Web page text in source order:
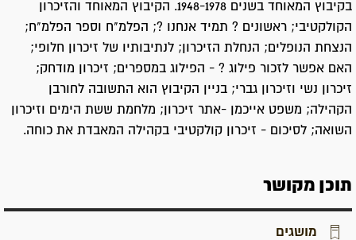
בקיבוץ המאוחד בשנים 1948-1978. הקיבוץ המאוחד והזיכרון
הקולקטיבי; ראשונים ? תמיד אנחנו ?; הפלמ"ח וספר הפלמ"ח;
הנצחת הנופלים; הנחלת הזיכרון; לנתיבותיו של זיכרון חלופי;
האם אפשר לזכור פילוג ? - הפילוג במספרים; זיכרון מודחק;
זיכרון נשי וזיכרון גברי; בניין הקיבוץ הוא התשובה לחורבן
הקהילה; משפט אייכמן -אתר זיכרון; מלחמת ששת הימים וזיכרון
השואה; לסיכום - זיכרון קולקטיבי בקהילה המאבדת את כוחה.
תוכן מקושר
מושגים